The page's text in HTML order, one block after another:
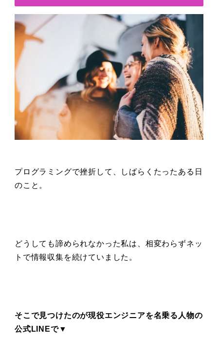
プログラミングで挫折して、しばらくたったある日
のこと。
どうしても諦められなかった私は、相変わらずネッ
トで情報収集を続けていました。
そこで見つけたのが現役エンジニアを名乗る人物の
公式LINEで▼